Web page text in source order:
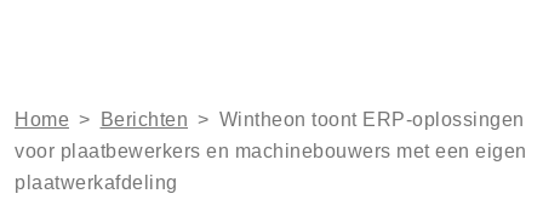
Home > Berichten > Wintheon toont ERP-oplossingen
voor plaatbewerkers en machinebouwers met een eigen
plaatwerkafdeling